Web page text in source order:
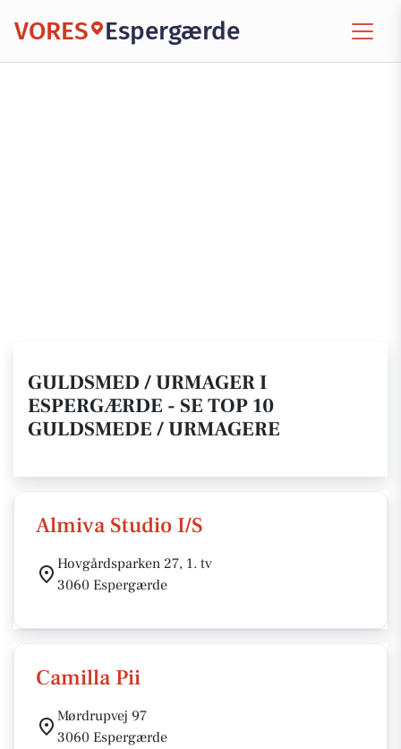
VORES Espergærde
GULDSMED / URMAGER I
ESPERGÆRDE - SE TOP 10
GULDSMEDE / URMAGERE
Almiva Studio I/S
Hovgårdsparken 27, 1. tv
3060 Espergærde
Camilla Pii
Mørdrupvej 97
3060 Espergærde